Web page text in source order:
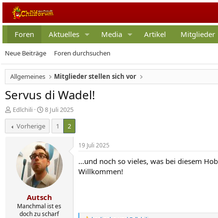
Foren Aktuelles Media Artikel Mitglieder
Neue Beiträge Foren durchsuchen
Allgemeines Mitglieder stellen sich vor
Servus di Wadel!
E
r
s
t
Edlchili
E
r
s
t
e
l
l
t
a
m
8 Juli 2025
Vorherige
1 2
Autsch
Manchmal ist es
doch zu scharf
19 Juli 2025
...und noch so vieles, was bei diesem
Willkommen!